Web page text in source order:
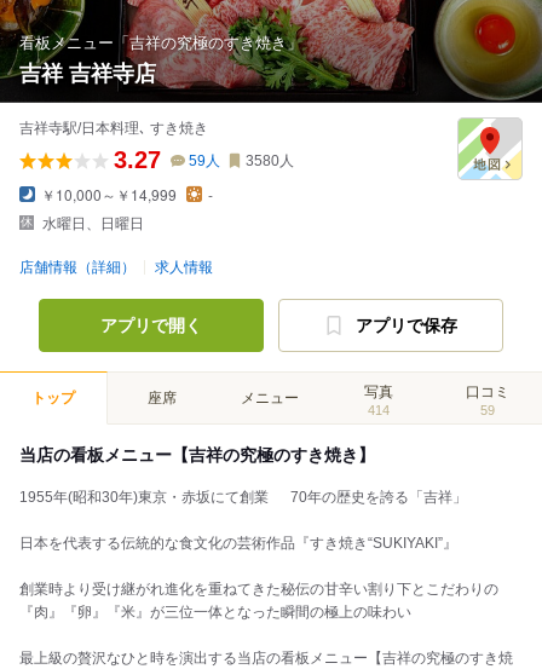
看板メニュー「吉祥の究極のすき焼き」
吉祥 吉祥寺店
吉祥寺駅/日本料理､ すき焼き
3.27 59人 3580人
￥10,000～￥14,999
-
水曜日、日曜日
店舗情報（詳細） 求人情報
アプリで開く アプリで保存
トップ 座席 メニュー 写真
414
口コミ
59
当店の看板メニュー【吉祥の究極のすき焼き】
1955年(昭和30年)東京・赤坂にて創業 70年の歴史を誇る「吉祥」
日本を代表する伝統的な食文化の芸術作品『すき焼き“SUKIYAKI”』
創業時より受け継がれ進化を重ねてきた秘伝の甘辛い割り下とこだわりの
『肉』『卵』『米』が三位一体となった瞬間の極上の味わい
最上級の贅沢なひと時を演出する当店の看板メニュー【吉祥の究極のすき焼